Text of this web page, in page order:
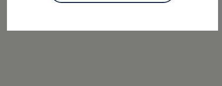
Unternehmen
Karriere im Autohaus